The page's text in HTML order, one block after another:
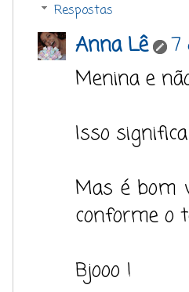
Respostas
Anna Lê
7
Menina e
Isso
Mas é bom
conforme o
Bjooo !